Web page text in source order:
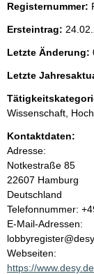
t
e
n
i
n
h
a
l
t
Registernummer:
Ersteintrag:
Letzte Änderung:
Letzte
Wissenschaft,
Kontaktdaten:
Adresse:
Notkestraße 85
22607 Hamburg
Deutschland
K
o
n
t
a
Telefonnummer:
E-Mail-Adressen:
Webseiten:
https://